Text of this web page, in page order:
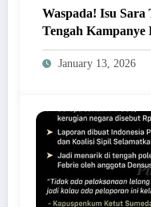
Waspada! Isu
Tengah Kampanye
Ada Dalangnya?
January 13, 2026